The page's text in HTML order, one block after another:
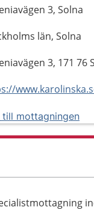
3, Solna
län, Solna
3, 171 76
mottagningen